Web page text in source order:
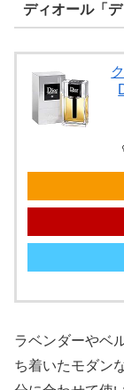
ディオール「
ラベンダーやベ
ち着いたモダン